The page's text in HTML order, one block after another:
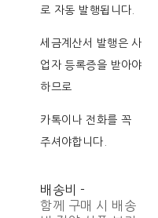
로 자동 발행됩니다.
세금계산서 발행은 사
업자 등록증을 받아야
하므로
카톡이나 전화를 꼭
주셔야합니다.
배송비 -
함께 구매 시 배송